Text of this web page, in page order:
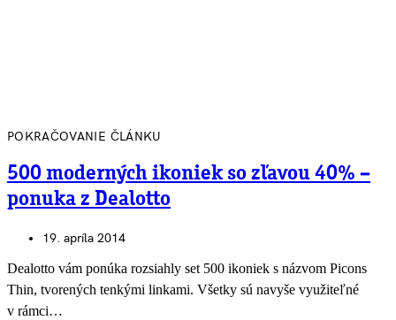
POKRAČOVANIE ČLÁNKU
500 moderných ikoniek so zľavou 40% –
ponuka z Dealotto
19. apríla 2014
Dealotto vám ponúka rozsiahly set 500 ikoniek s názvom Picons
Thin, tvorených tenkými linkami. Všetky sú navyše využiteľné
v rámci…